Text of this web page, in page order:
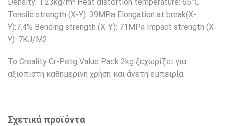
Tensile strength (X-Y): 39MPa Elongation at break(X-
Y):7.4% Bending strength (X-Y): 71MPa Impact strength (X-
Y): 7KJ/M2
Το Creality Cr-Petg Value Pack 2kg ξεχωρίζει για
αξιόπιστη καθημερινή χρήση και άνετη εμπειρία.
Σχετικά προϊόντα